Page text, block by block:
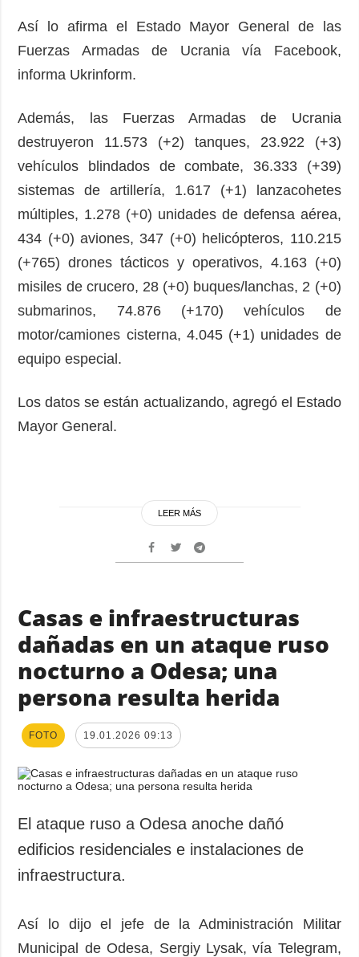
Así lo afirma el Estado Mayor General de las
Fuerzas Armadas de Ucrania vía Facebook,
informa Ukrinform.
Además, las Fuerzas Armadas de Ucrania
destruyeron 11.573 (+2) tanques, 23.922 (+3)
vehículos blindados de combate, 36.333 (+39)
sistemas de artillería, 1.617 (+1) lanzacohetes
múltiples, 1.278 (+0) unidades de defensa aérea,
434 (+0) aviones, 347 (+0) helicópteros, 110.215
(+765) drones tácticos y operativos, 4.163 (+0)
misiles de crucero, 28 (+0) buques/lanchas, 2 (+0)
submarinos, 74.876 (+170) vehículos de
motor/camiones cisterna, 4.045 (+1) unidades de
equipo especial.
Los datos se están actualizando, agregó el Estado
Mayor General.
LEER MÁS
Casas e infraestructuras
dañadas en un ataque ruso
nocturno a Odesa; una
persona resulta herida
FOTO 19.01.2026 09:13
El ataque ruso a Odesa anoche dañó
edificios residenciales e instalaciones de
infraestructura.
Así lo dijo el jefe de la Administración Militar
Municipal de Odesa, Sergiy Lysak, vía Telegram,